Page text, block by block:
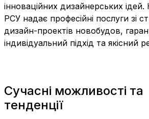
інноваційних дизайнерських ідей.
РСУ надає професійні послуги зі
дизайн-проектів новобудов,
індивідуальний підхід та якісний
Сучасні можливості та
тенденції